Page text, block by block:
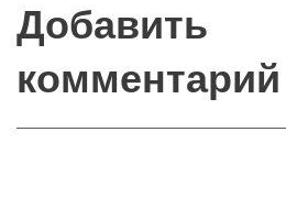
Добавить
комментарий